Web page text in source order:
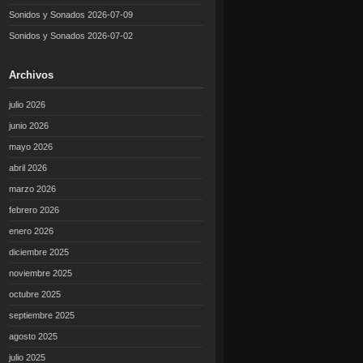
Sonidos y Sonados 2026-07-09
Sonidos y Sonados 2026-07-02
Archivos
julio 2026
junio 2026
mayo 2026
abril 2026
marzo 2026
febrero 2026
enero 2026
diciembre 2025
noviembre 2025
octubre 2025
septiembre 2025
agosto 2025
julio 2025